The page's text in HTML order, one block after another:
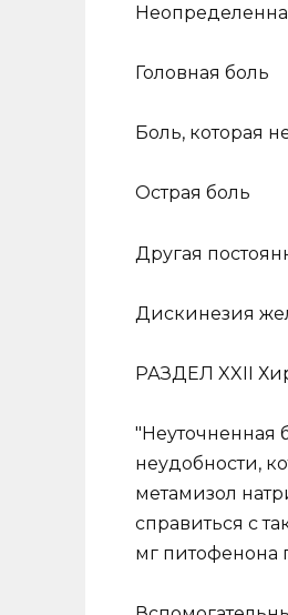
Головная боль
Боль, которая
Острая боль
Другая
Дискинезия
РАЗДЕЛ XXII
"Неуточненная
неудобности,
метамизол
справиться с
мг питофенона